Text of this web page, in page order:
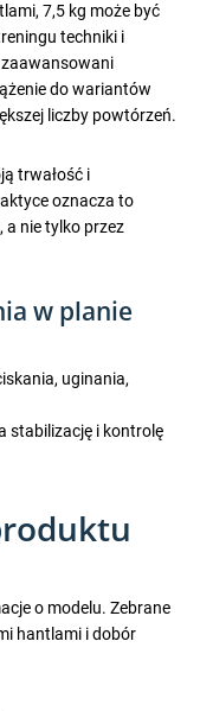
7,5 kg może być
techniki i
do wariantów
liczby powtórzeń.
trwałość i
oznacza to
a nie tylko przez
w planie
uginania,
stabilizację i kontrolę
o modelu. Zebrane
hantlami i dobór